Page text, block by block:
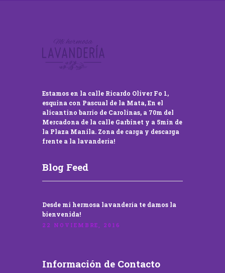
Estamos en la calle Ricardo Oliver Fo 1,
esquina con Pascual de la Mata, En el
alicantino barrio de Carolinas, a 70m del
Mercadona de la calle Garbinet y a 5min de
la Plaza Manila. Zona de carga y descarga
frente a la lavandería!
Blog Feed
Desde mi hermosa lavandería te damos la
bienvenida!
22 NOVIEMBRE, 2016
Información de Contacto